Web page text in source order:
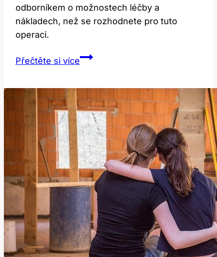
odborníkem o možnostech léčby a
nákladech, než se rozhodnete pro tuto
operaci.
Přečtěte si víceOperace
Cena
za
krásné
nohy